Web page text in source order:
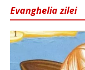
Evanghelia zilei